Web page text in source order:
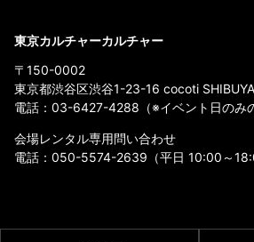
東京カルチャーカルチャー
〒150-0002
東京都渋谷区渋谷1-23-16 cocoti
電話： 03-6427-4288 （※イベント日のみ
会場レンタル専用問い合わせ
電話： 050-5574-2639 （平日 10:00～